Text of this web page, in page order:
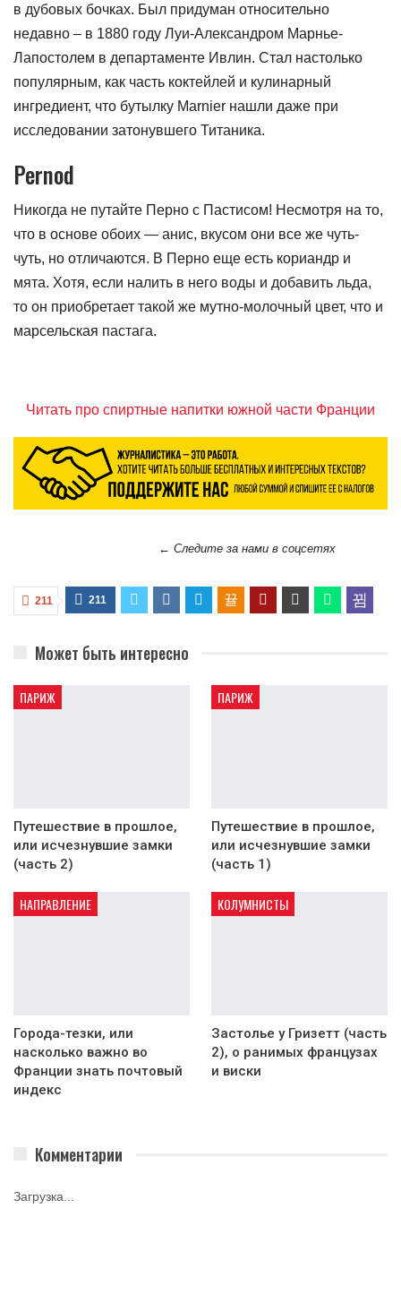
в дубовых бочках. Был придуман относительно
недавно – в 1880 году Луи-Александром Марнье-
Лапостолем в департаменте Ивлин. Стал настолько
популярным, как часть коктейлей и кулинарный
ингредиент, что бутылку Marnier нашли даже при
исследовании затонувшего Титаника.
Pernod
Никогда не путайте Перно с Пастисом! Несмотря на то,
что в основе обоих — анис, вкусом они все же чуть-
чуть, но отличаются. В Перно еще есть кориандр и
мята. Хотя, если налить в него воды и добавить льда,
то он приобретает такой же мутно-молочный цвет, что и
марсельская пастага.
Читать про спиртные напитки южной части Франции
← Следите за нами в соцсетях
211 211
Может быть интересно
ПАРИЖ
Путешествие в прошлое,
или исчезнувшие замки
(часть 2)
ПАРИЖ
Путешествие в прошлое,
или исчезнувшие замки
(часть 1)
НАПРАВЛЕНИЕ
Города-тезки, или
насколько важно во
Франции знать почтовый
индекс
КОЛУМНИСТЫ
Застолье у Гризетт (часть
2), о ранимых французах
и виски
Комментарии
Загрузка...